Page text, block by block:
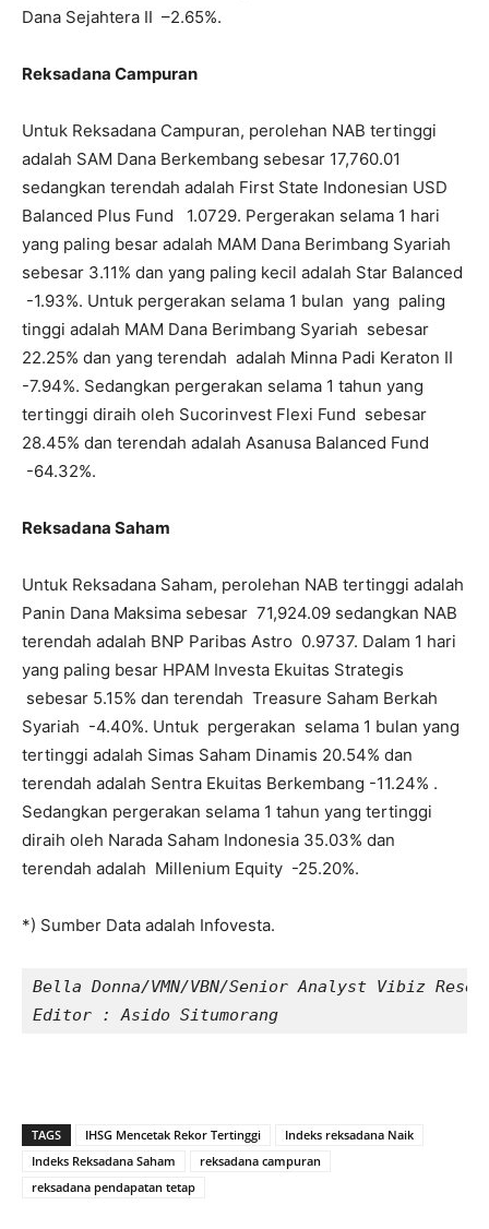
Dana Sejahtera II –2.65%.
Reksadana Campuran
Untuk Reksadana Campuran, perolehan NAB tertinggi
adalah SAM Dana Berkembang sebesar 17,760.01
sedangkan terendah adalah First State Indonesian USD
Balanced Plus Fund 1.0729. Pergerakan selama 1 hari
yang paling besar adalah MAM Dana Berimbang Syariah
sebesar 3.11% dan yang paling kecil adalah Star Balanced
-1.93%. Untuk pergerakan selama 1 bulan yang paling
tinggi adalah MAM Dana Berimbang Syariah sebesar
22.25% dan yang terendah adalah Minna Padi Keraton II
-7.94%. Sedangkan pergerakan selama 1 tahun yang
tertinggi diraih oleh Sucorinvest Flexi Fund sebesar
28.45% dan terendah adalah Asanusa Balanced Fund
-64.32%.
Reksadana Saham
Untuk Reksadana Saham, perolehan NAB tertinggi adalah
Panin Dana Maksima sebesar 71,924.09 sedangkan NAB
terendah adalah BNP Paribas Astro 0.9737. Dalam 1 hari
yang paling besar HPAM Investa Ekuitas Strategis
sebesar 5.15% dan terendah Treasure Saham Berkah
Syariah -4.40%. Untuk pergerakan selama 1 bulan yang
tertinggi adalah Simas Saham Dinamis 20.54% dan
terendah adalah Sentra Ekuitas Berkembang -11.24% .
Sedangkan pergerakan selama 1 tahun yang tertinggi
diraih oleh Narada Saham Indonesia 35.03% dan
terendah adalah Millenium Equity -25.20%.
*) Sumber Data adalah Infovesta.
Bella Donna/VMN/VBN/Senior Analyst Vibiz
Editor : Asido Situmorang
TAGS IHSG Mencetak Rekor Tertinggi
Indeks reksadana Naik
Indeks Reksadana Saham
reksadana campuran
reksadana pendapatan tetap